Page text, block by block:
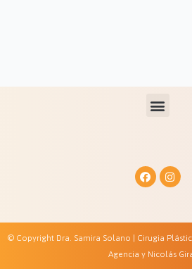
© Copyright Dra. Samira Solano | Cirugia
Agencia y Nicolás